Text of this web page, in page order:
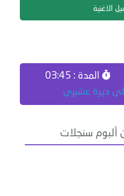
الاغنية
المدة : 03:45
ديرة عشيري
ألبوم سنجلات